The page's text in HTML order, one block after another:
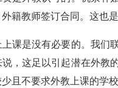
籍教师签订合同。这也是
课是没有必要的。 我们
，这足以引起潜在外教
且不要求外教上课的学